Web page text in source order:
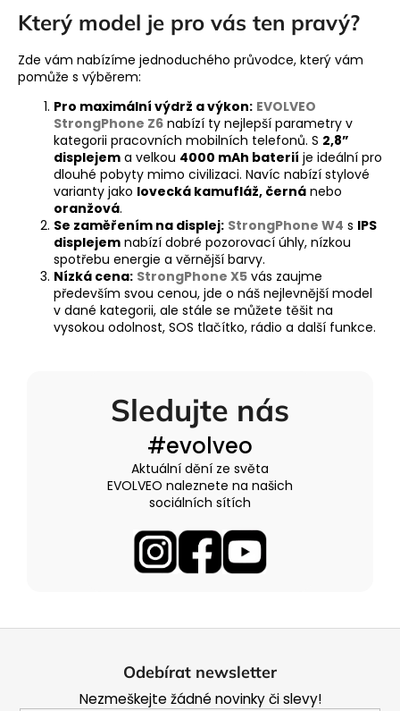
Který model je pro vás ten pravý?
Zde vám nabízíme jednoduchého průvodce, který vám
pomůže s výběrem:
Pro maximální výdrž a výkon: EVOLVEO
StrongPhone Z6 nabízí ty nejlepší parametry v
kategorii pracovních mobilních telefonů. S 2,8”
displejem a velkou 4000 mAh baterií je ideální pro
dlouhé pobyty mimo civilizaci. Navíc nabízí stylové
varianty jako lovecká kamufláž, černá nebo
oranžová.
Se zaměřením na displej: StrongPhone W4 s IPS
displejem nabízí dobré pozorovací úhly, nízkou
spotřebu energie a věrnější barvy.
Nízká cena: StrongPhone X5 vás zaujme
především svou cenou, jde o náš nejlevnější model
v dané kategorii, ale stále se můžete těšit na
vysokou odolnost, SOS tlačítko, rádio a další funkce.
Sledujte nás
#evolveo
Aktuální dění ze světa
EVOLVEO naleznete na našich
sociálních sítích
Odebírat newsletter
Nezmeškejte žádné novinky či slevy!